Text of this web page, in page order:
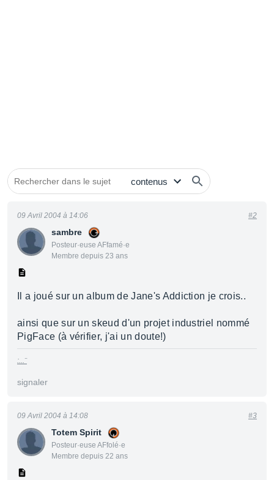
sambre
Posteur·euse AFfamé·e
Membre depuis 23 ans
09 Avril 2004 à 14:06 #2
Il a joué sur un album de Jane's Addiction je crois..
ainsi que sur un skeud d'un projet industriel nommé
PigFace (à vérifier, j'ai un doute!)
:...¨
signaler
Totem Spirit
Posteur·euse AFfolé·e
Membre depuis 22 ans
09 Avril 2004 à 14:08 #3